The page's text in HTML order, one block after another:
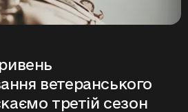
ветеранського
третій сезон